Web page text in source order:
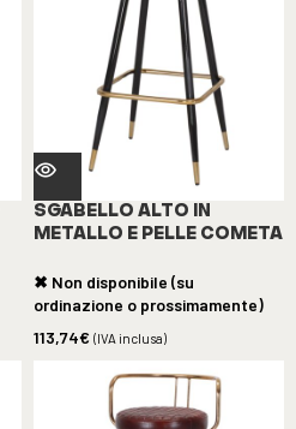
SGABELLO ALTO IN
METALLO E PELLE COMETA
✖ Non disponibile (su
ordinazione o prossimamente)
113,74€ (IVA inclusa)